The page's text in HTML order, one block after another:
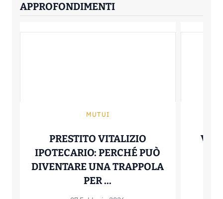
APPROFONDIMENTI
MUTUI
PRESTITO VITALIZIO
IPOTECARIO: PERCHÉ PUÒ
DIVENTARE UNA TRAPPOLA
PER ...